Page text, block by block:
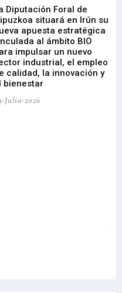
Diputación Foral de
situará en Irún su
apuesta estratégica
al ámbito BIO
impulsar un nuevo
industrial, el empleo
calidad, la innovación y
bienestar
Julio-2026